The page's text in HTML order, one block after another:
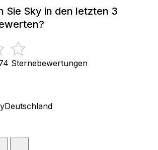
Sie Sky in den letzten 3
Sternebewertungen